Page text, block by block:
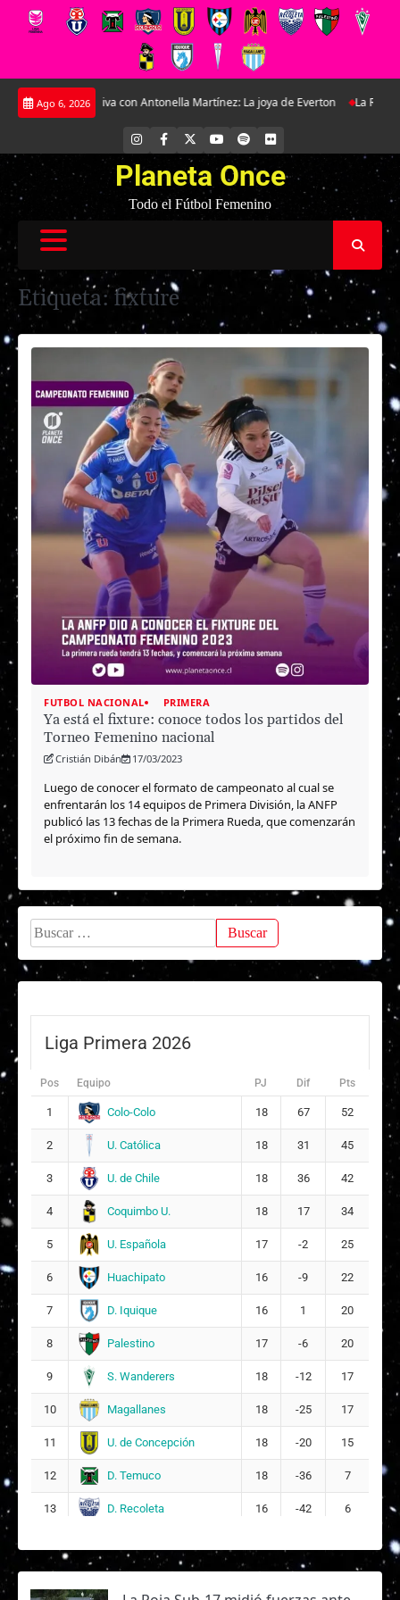
Saltar
Ago 6, 2026
en exclusiva con Antonella Martínez: La joya de Everton La Roja
INSTAGRAM
FACEBOOK YOUTUBE
SPOTIFYFLICKR
Planeta Once
Todo el Fútbol Femenino
Etiqueta: fixture
FUTBOL NACIONAL PRIMERA
Ya está el fixture: conoce todos los partidos del
Torneo Femenino nacional
Cristián Dibán 17/03/2023
Luego de conocer el formato de campeonato al cual se
enfrentarán los 14 equipos de Primera División, la ANFP
publicó las 13 fechas de la Primera Rueda, que comenzarán
el próximo fin de semana.
Buscar:
Liga Primera 2026
Pos Equipo PJ Dif Pts
1 Colo-Colo 18 67 52
2 U. Católica 18 31 45
3 U. de Chile 18 36 42
4 Coquimbo U. 18 17 34
5 U. Española 17 -2 25
6 Huachipato 16 -9 22
7 D. Iquique 16 1 20
8 Palestino 17 -6 20
9 S. Wanderers 18 -12 17
10 Magallanes 18 -25 17
11 U. de Concepción 18 -20 15
12 D. Temuco 18 -36 7
13 D. Recoleta 16 -42 6